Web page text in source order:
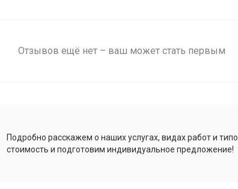
Отзывов ещё нет – ваш может стать первым
Подробно расскажем о наших услугах, видах работ и
стоимость и подготовим индивидуальное предложение!